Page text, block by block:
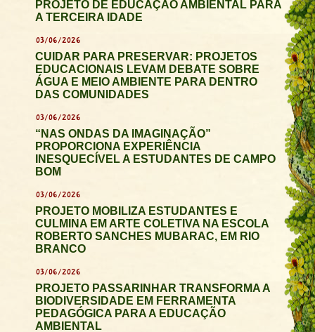
PROJETO DE EDUCAÇÃO AMBIENTAL PARA
A TERCEIRA IDADE
03/06/2026
CUIDAR PARA PRESERVAR: PROJETOS
EDUCACIONAIS LEVAM DEBATE SOBRE
ÁGUA E MEIO AMBIENTE PARA DENTRO
DAS COMUNIDADES
03/06/2026
“NAS ONDAS DA IMAGINAÇÃO”
PROPORCIONA EXPERIÊNCIA
INESQUECÍVEL A ESTUDANTES DE CAMPO
BOM
03/06/2026
PROJETO MOBILIZA ESTUDANTES E
CULMINA EM ARTE COLETIVA NA ESCOLA
ROBERTO SANCHES MUBARAC, EM RIO
BRANCO
03/06/2026
PROJETO PASSARINHAR TRANSFORMA A
BIODIVERSIDADE EM FERRAMENTA
PEDAGÓGICA PARA A EDUCAÇÃO
AMBIENTAL